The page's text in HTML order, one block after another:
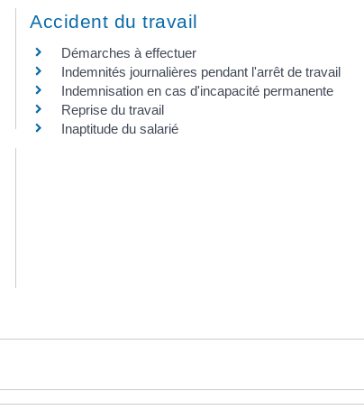
Accident du travail
Démarches à effectuer
Indemnités journalières pendant l'arrêt de travail
Indemnisation en cas d'incapacité permanente
Reprise du travail
Inaptitude du salarié